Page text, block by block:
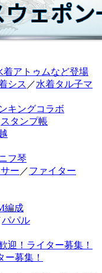
着アトゥムなど登場
シス ／水着タル子マ
キングコラボ
スタンプ帳
フ琴
ー ／ファイター
編成
パパル
迎！ライター募集！
募集！